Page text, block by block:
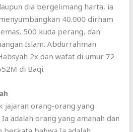
dia bergelimang harta, ia
40.000 dirham
500 kuda perang, dan
Islam. Abdurrahman
2x dan wafat di umur 72
di Baqi.
jajaran orang-orang yang
adalah orang yang amanah dan